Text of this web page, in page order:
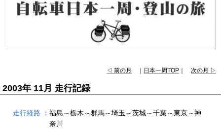
◁ 前の月 日本一周TOP 次の月 ▷
2003年 11月 走行記録
走行経路 ： 福島～栃木～群馬～埼玉～茨城～千葉～東京～神
奈川